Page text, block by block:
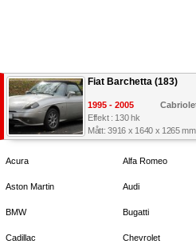
Fiat Barchetta (183)
1995 - 2005
Effekt : 130 hk
Mått: 3916 x 1640 x 1265 mm
Acura Alfa Romeo
Aston Martin Audi
BMW Bugatti
Cadillac Chevrolet